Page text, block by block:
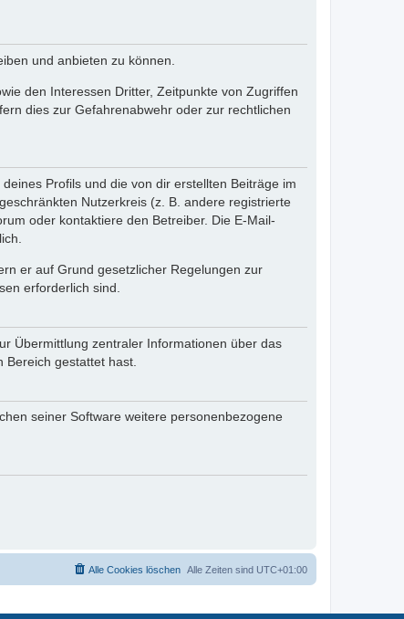
und anbieten zu können.
den Interessen Dritter, Zeitpunkte von Zugriffen
dies zur Gefahrenabwehr oder zur rechtlichen
Profils und die von dir erstellten Beiträge im
Nutzerkreis (z. B. andere registrierte
oder kontaktiere den Betreiber. Die E-Mail-
er auf Grund gesetzlicher Regelungen zur
erforderlich sind.
Übermittlung zentraler Informationen über das
gestattet hast.
seiner Software weitere personenbezogene
Alle Zeiten sind UTC+01:00
Alle Cookies löschen